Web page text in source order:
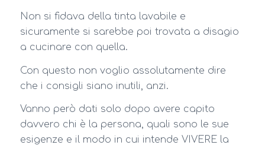
Non si fidava della tinta lavabile e
sicuramente si sarebbe poi trovata a disagio
a cucinare con quella.
Con questo non voglio assolutamente dire
che i consigli siano inutili, anzi.
Vanno però dati solo dopo avere capito
davvero chi è la persona, quali sono le sue
esigenze e il modo in cui intende VIVERE la